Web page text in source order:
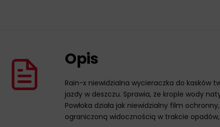
Opis
Rain-x niewidzialna wycieraczka do kasków
jazdy w deszczu. Sprawia, że krople wody
Powłoka działa jak niewidzialny film
ograniczoną widocznością w trakcie